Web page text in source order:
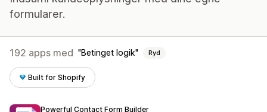
formularer.
192 apps med Betinget logik Ryd
Built for Shopify
Powerful Contact Form Builder